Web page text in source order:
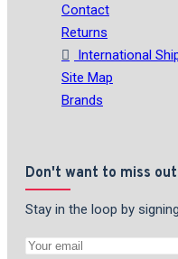
Contact
Returns
International
Site Map
Brands
Don't want to miss
Stay in the loop by